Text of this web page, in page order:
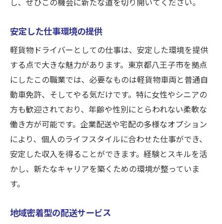
安定した仕事環境の提供
軽貨物ドライバーとしての仕事は、安定した環境を提供
する点で大きな魅力があります。東京都八王子市を拠点
にしたこの職業では、必要なものは軽貨物車両と普通自
動車免許、そしてやる気だけです。特に女性やシニアの
方も歓迎されており、年齢や性別にとらわれない柔軟な
働き方が可能です。企業配送や宅配の多様なオプション
により、個人のライフスタイルに合わせた仕事ができ、
安定した収入を得ることができます。経験とスキルを活
かし、新たなキャリアを築くための環境が整っていま
す。
地域密着型の配送サービス